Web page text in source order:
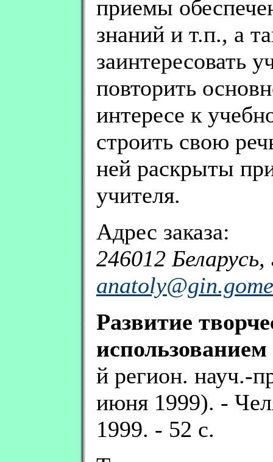
приемы
знаний и т.п., а
заинтересовать
повторить
интересе к
строить свою
ней раскрыты
учителя.
Адрес заказа:
246012
Развитие
й регион. науч.-
июня 1999). -
1999. - 52 с.